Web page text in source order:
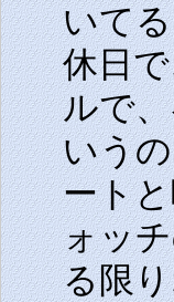
いて
休日
ルで
いう
ート
ォッ
る限